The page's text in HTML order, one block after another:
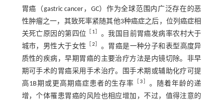
胃癌（gastric cancer，GC）作为全球范围内广泛存在的恶
性肿瘤之一，其致死率紧随其他3种癌症之后，位列癌症相
关死亡原因的第四位
1
。我国目前胃癌发病率农村大于
城市，男性大于女性
2
。胃癌是一种分子和表型高度异
质性的疾病，早期胃癌的主要治疗方法是内镜切除。非早
期可手术的胃癌采用手术治疗。围手术期或辅助化疗可提
高1B期或更高期癌症患者的生存率
［3
。随着年龄的递
增，个体罹患胃癌的风险也相应增加，不过，值得注意的